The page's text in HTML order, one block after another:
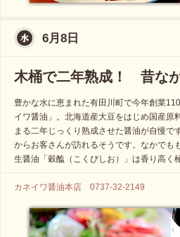
6月8日
木桶で二年熟成！ 昔な
豊かな水に恵まれた有田川町で今年創業
イワ醤油」。北海道産大豆をはじめ国産原
まる二年じっくり熟成させた醤油が自慢で
からお客さんが訪れるそうです。なかでも
生醤油「穀醢（こくびしお）」は香り高く
カネイワ醤油本店 0737-32-2149